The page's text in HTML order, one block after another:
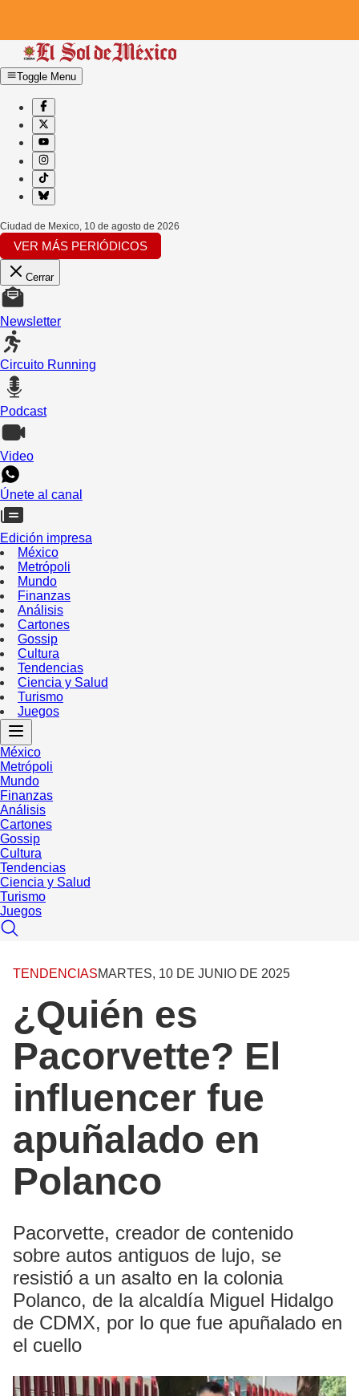
Toggle Menu
Ciudad de Mexico, 10 de agosto de 2026
VER MÁS PERIÓDICOS
Cerrar
Newsletter
Circuito Running
Podcast
Video
Únete al canal
Edición impresa
México
Metrópoli
Mundo
Finanzas
Análisis
Cartones
Gossip
Cultura
Tendencias
Ciencia y Salud
Turismo
Juegos
México
Metrópoli
Mundo
Finanzas
Análisis
Cartones
Gossip
Cultura
Tendencias
Ciencia y Salud
Turismo
Juegos
TENDENCIASMARTES, 10 DE JUNIO DE 2025
¿Quién es
Pacorvette? El
influencer fue
apuñalado en
Polanco
Pacorvette, creador de contenido
sobre autos antiguos de lujo, se
resistió a un asalto en la colonia
Polanco, de la alcaldía Miguel Hidalgo
de CDMX, por lo que fue apuñalado en
el cuello